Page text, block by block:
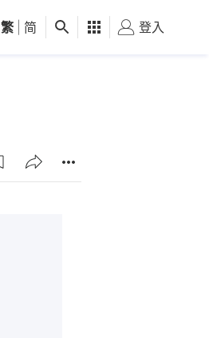
觀點 健康 好食玩飛
繁 简 登入